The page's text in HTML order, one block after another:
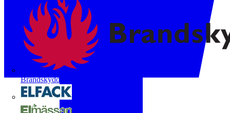
Brandskyddsföreningen